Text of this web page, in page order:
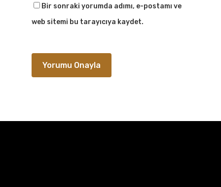
Bir sonraki yorumda adımı, e-postamı ve
web sitemi bu tarayıcıya kaydet.